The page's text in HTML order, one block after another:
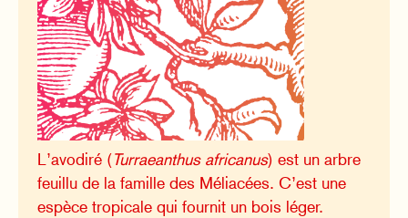
L’avodiré (Turraeanthus africanus) est un arbre
feuillu de la famille des Méliacées. C’est une
espèce tropicale qui fournit un bois léger.